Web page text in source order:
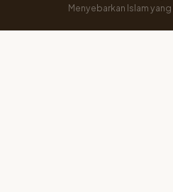
Menyebarkan Islam yang